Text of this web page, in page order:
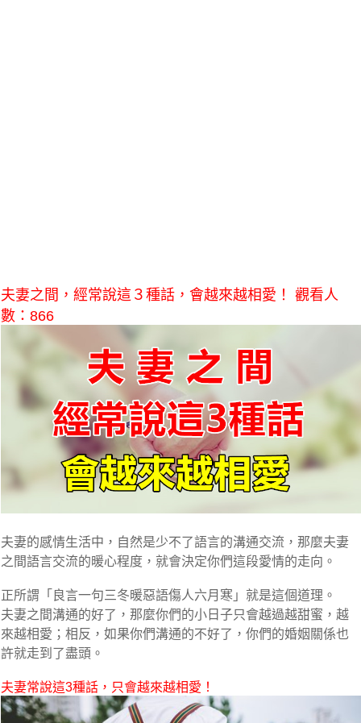
夫妻之間，經常說這３種話，會越來越相愛！ 觀看人
數：866
夫妻的感情生活中，自然是少不了語言的溝通交流，那麼夫妻
之間語言交流的暖心程度，就會決定你們這段愛情的走向。
正所謂「良言一句三冬暖惡語傷人六月寒」就是這個道理。
夫妻之間溝通的好了，那麼你們的小日子只會越過越甜蜜，越
來越相愛；相反，如果你們溝通的不好了，你們的婚姻關係也
許就走到了盡頭。
夫妻常說這3種話，只會越來越相愛！